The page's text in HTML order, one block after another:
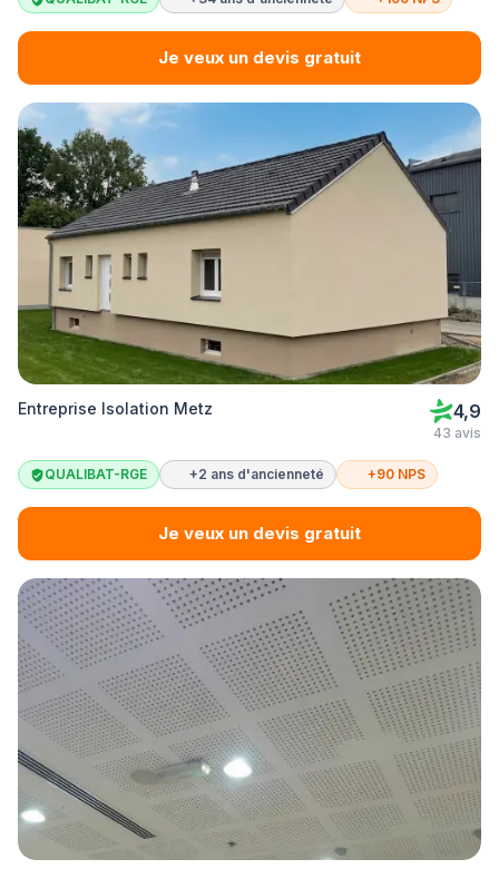
Je veux un devis gratuit
Entreprise Isolation Metz 4,9
43 avis
QUALIBAT-RGE +2 ans d'ancienneté +90 NPS
Je veux un devis gratuit